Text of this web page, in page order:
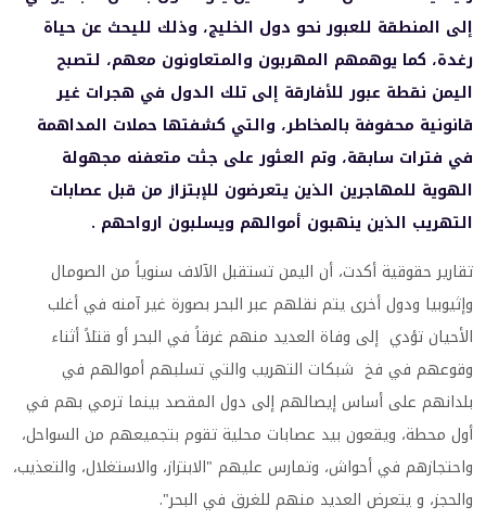
إلى المنطقة للعبور نحو دول الخليج، وذلك لليحث عن حياة
رغدة، كما يوهمهم المهربون والمتعاونون معهم، لتصبح
اليمن نقطة عبور للأفارقة إلى تلك الدول في هجرات غير
قانونية محفوفة بالمخاطر، والتي كشفتها حملات المداهمة
في فترات سابقة، وتم العثور على جثت متعفنه مجهولة
الهوية للمهاجرين الذين يتعرضون للإبتزاز من قبل عصابات
التهريب الذين ينهبون أموالهم ويسلبون ارواحهم .
تقارير حقوقية أكدت، أن اليمن تستقبل الآلاف سنوياً من الصومال
وإثيوبيا ودول أخرى يتم نقلهم عبر البحر بصورة غير آمنه في أغلب
الأحيان تؤدي إلى وفاة العديد منهم غرقاً في البحر أو قتلاً أثناء
وقوعهم في فخ شبكات التهريب والتي تسلبهم أموالهم في
بلدانهم على أساس إيصالهم إلى دول المقصد بينما ترمي بهم في
أول محطة، ويقعون بيد عصابات محلية تقوم بتجميعهم من السواحل،
واحتجازهم في أحواش، وتمارس عليهم "الابتزاز، والاستغلال، والتعذيب،
والحجز، و يتعرض العديد منهم للغرق في البحر".